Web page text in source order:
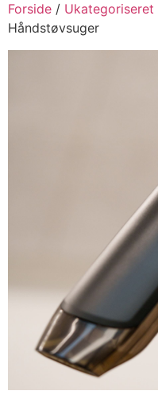
Forside / Ukategoriseret
Håndstøvsuger